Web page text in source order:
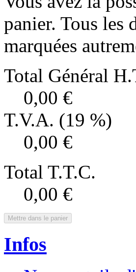
panier. Tous les
marquées
Total Général
0,00 €
T.V.A. (19 %)
0,00 €
Total T.T.C.
0,00 €
Mettre dans le panier
Infos